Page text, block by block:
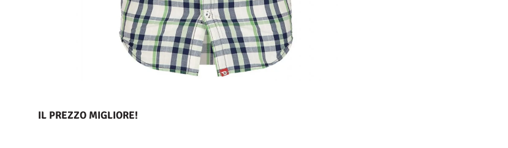
IL PREZZO MIGLIORE!